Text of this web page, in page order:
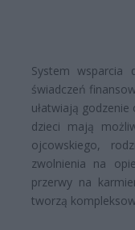
System wsparcia
świadczeń
ułatwiają
dzieci mają
ojcowskiego,
zwolnienia na
przerwy na
tworzą